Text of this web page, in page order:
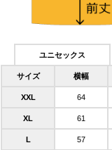
ユニセックス
サイズ 横幅
XXL 64
XL 61
L 57